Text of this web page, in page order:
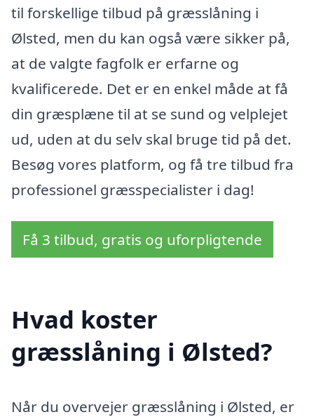
til forskellige tilbud på græsslåning i
Ølsted, men du kan også være sikker på,
at de valgte fagfolk er erfarne og
kvalificerede. Det er en enkel måde at få
din græsplæne til at se sund og velplejet
ud, uden at du selv skal bruge tid på det.
Besøg vores platform, og få tre tilbud fra
professionel græsspecialister i dag!
Få 3 tilbud, gratis og uforpligtende
Hvad koster
græsslåning i Ølsted?
Når du overvejer græsslåning i Ølsted, er